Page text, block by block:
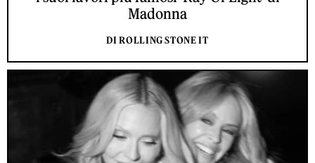
Madonna
DI ROLLING STONE IT